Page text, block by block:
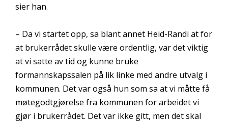
sier han.
– Da vi startet opp, sa blant annet Heid-Randi at for
at brukerrådet skulle være ordentlig, var det viktig
at vi satte av tid og kunne bruke
formannskapssalen på lik linke med andre utvalg i
kommunen. Det var også hun som sa at vi måtte få
møtegodtgjørelse fra kommunen for arbeidet vi
gjør i brukerrådet. Det var ikke gitt, men det skal